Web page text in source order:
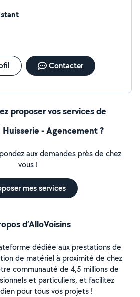
Contacter
proposer vos services de
Huisserie - Agencement ?
aux demandes près de chez
vous !
mes services
d’AlloVoisins
dédiée aux prestations de
de matériel à proximité de chez
communauté de 4,5 millions de
et particuliers, et facilitez
pour tous vos projets !